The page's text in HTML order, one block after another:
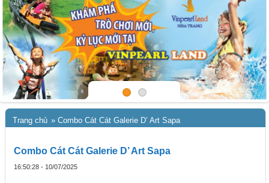
Trang chủ » Combo Cát Cát Galerie D’ Art Sapa
Combo Cát Cát Galerie D’ Art Sapa
16:50:28 - 10/07/2025